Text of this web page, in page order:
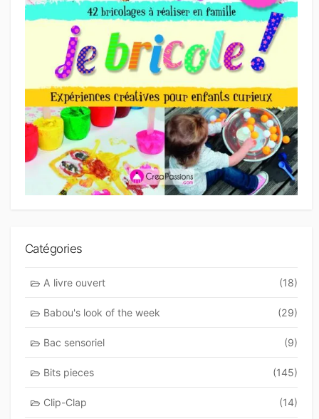
Catégories
A livre ouvert (18)
Babou's look of the week (29)
Bac sensoriel (9)
Bits pieces (145)
Clip-Clap (14)